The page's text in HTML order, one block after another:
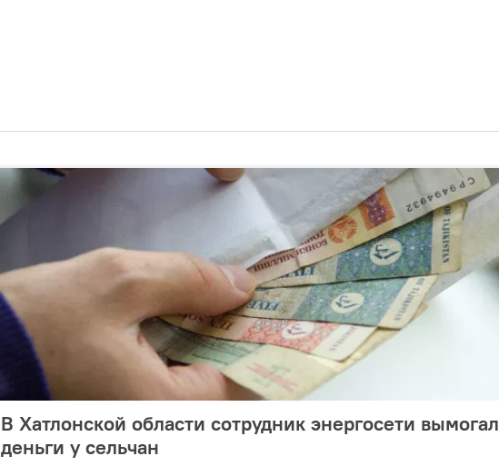
В Хатлонской области сотрудник энергосети вымогал
деньги у сельчан